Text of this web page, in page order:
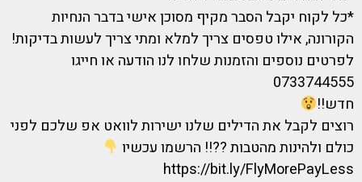
*כל לקוח יקבל הסבר מקיף מסוכן אישי בדבר הנחיות
הקורונה, אילו טפסים צריך למלא ומתי צריך לעשות בדיקות!
לפרטים נוספים והזמנות שלחו לנו הודעה או חייגו
0733744555
חדש!!
רוצים לקבל את הדילים שלנו ישירות לוואט אפ שלכם לפני
כולם ולהינות מהטבות ??!! הרשמו עכשיו
https://bit.ly/FlyMorePayLess